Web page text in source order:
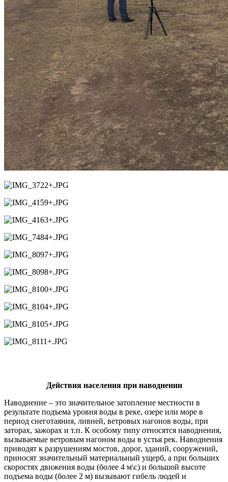
Действия населения при наводнении
Наводнение – это значительное затопление местности в
результате подъема уровня воды в реке, озере или море в
период снеготаяния, ливней, ветровых нагонов воды, при
заторах, зажорах и т.п. К особому типу относятся наводнения,
вызываемые ветровым нагоном воды в устья рек. Наводнения
приводят к разрушениям мостов, дорог, зданий, сооружений,
приносят значительный материальный ущерб, а при больших
скоростях движения воды (более 4 м\с) и большой высоте
подъема воды (более 2 м) вызывают гибель людей и